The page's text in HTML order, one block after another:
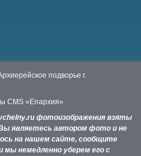
подворье г.
CMS «Епархия»
фотоизображения взяты
являетесь автором фото и не
на нашем сайте, сообщите
мы немедленно уберем его с